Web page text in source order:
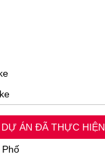
DỰ ÁN ĐÃ THỰC HIỆN